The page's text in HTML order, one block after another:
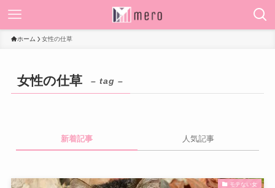
ホーム 女性の仕草
女性の仕草 – tag –
新着記事 人気記事
モテない女